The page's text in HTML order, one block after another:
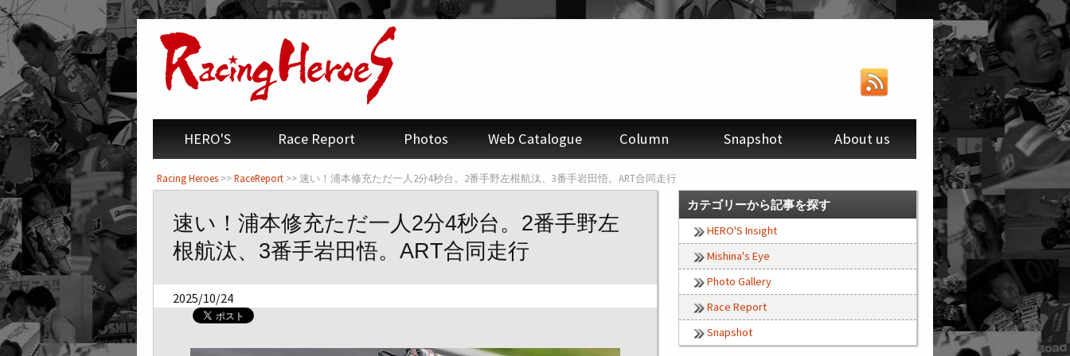
<
HERO'S Race Report Photos Web Catalogue Column Snapshot About us
Racing Heroes >>RaceReport >> 速い！浦本修充ただ一人2分4秒台。2番手野左根航汰、3番手岩田悟。ART合同走行
速い！浦本修充ただ一人2分4秒台。2番手野左
根航汰、3番手岩田悟。ART合同走行
2025/10/24
カテゴリーから記事を探す
HERO'S Insight
Mishina's Eye
Photo Gallery
Race Report
Snapshot